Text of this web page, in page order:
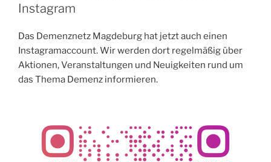
Instagram
Das Demenznetz Magdeburg hat jetzt auch einen
Instagramaccount. Wir werden dort regelmäßig über
Aktionen, Veranstaltungen und Neuigkeiten rund um
das Thema Demenz informieren.